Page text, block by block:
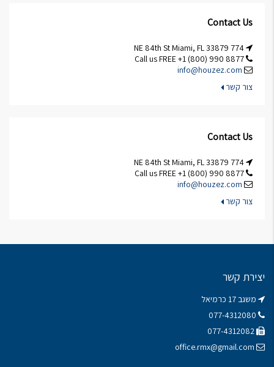
Contact Us
info@houzez.com
צור קשר
Contact Us
info@houzez.com
צור קשר
יצירת קשר
משגב 17 כרמיאל
office.rmx@gmail.com